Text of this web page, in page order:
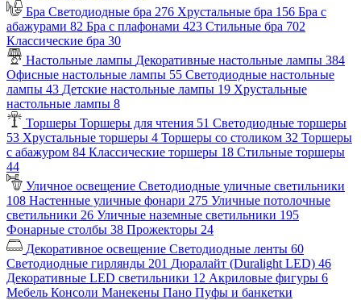
Бра Светодиодные бра 276 Хрустальные бра 156 Бра с
абажурами 82 Бра с плафонами 423 Стильные бра 702
Классические бра 30
Настольные лампы Декоративные настольные лампы 384
Офисные настольные лампы 55 Светодиодные настольные
лампы 43 Детские настольные лампы 19 Хрустальные
настольные лампы 8
Торшеры Торшеры для чтения 51 Светодиодные торшеры
53 Хрустальные торшеры 4 Торшеры со столиком 32 Торшеры
с абажуром 84 Классические торшеры 18 Стильные торшеры
44
Уличное освещение Светодиодные уличные светильники
108 Настенные уличные фонари 275 Уличные потолочные
светильники 26 Уличные наземные светильники 195
Фонарные столбы 38 Прожекторы 24
Декоративное освещение Светодиодные ленты 60
Светодиодные гирлянды 201 Дюралайт (Duralight LED) 46
Декоративные LED светильники 12 Акриловые фигуры 6
Мебель Консоли Манекены Пано Пуфы и банкетки